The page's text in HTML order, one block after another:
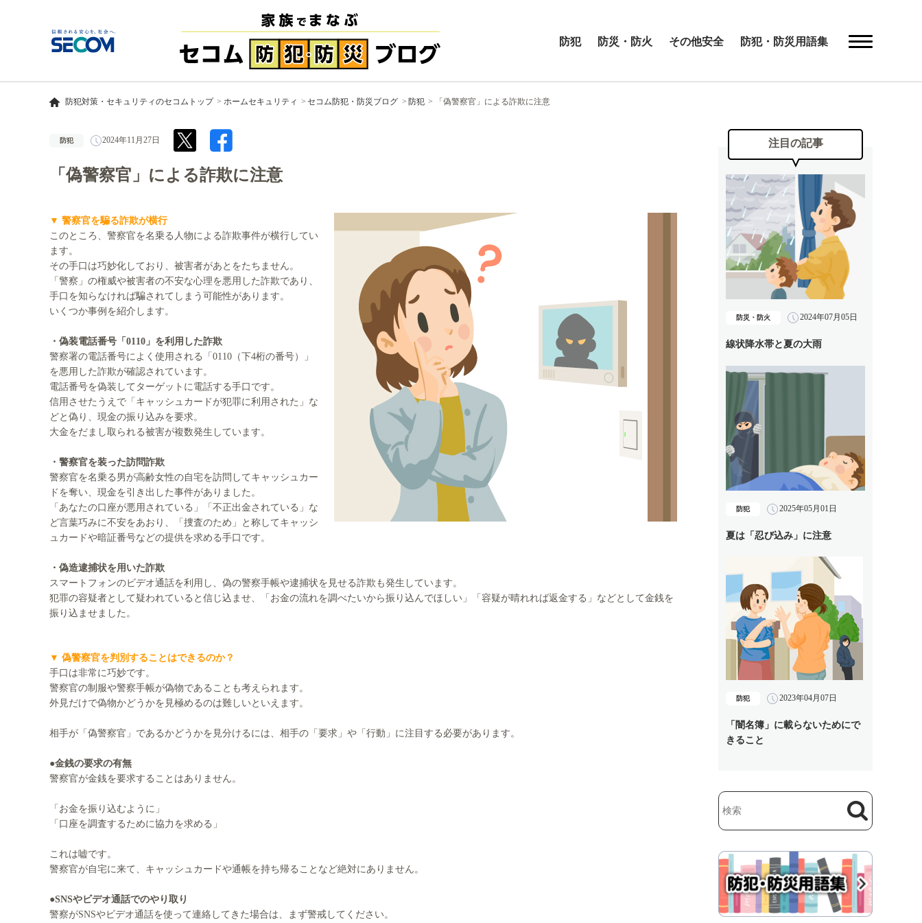
防犯 防災・防火 その他安全 防犯・防災用語集
防犯対策・セキュリティのセコムトップ ホームセキュリティ セコム防犯・防災ブログ 防犯 「偽警察官」による詐欺に注意
防犯 2024年11月27日
「偽警察官」による詐欺に注意
▼ 警察官を騙る詐欺が横行
このところ、警察官を名乗る人物による詐欺事件が横行してい
ます。
その手口は巧妙化しており、被害者があとをたちません。
「警察」の権威や被害者の不安な心理を悪用した詐欺であり、
手口を知らなければ騙されてしまう可能性があります。
いくつか事例を紹介します。
・偽装電話番号「0110」を利用した詐欺
警察署の電話番号によく使用される「0110（下4桁の番号）」
を悪用した詐欺が確認されています。
電話番号を偽装してターゲットに電話する手口です。
信用させたうえで「キャッシュカードが犯罪に利用された」な
どと偽り、現金の振り込みを要求。
大金をだまし取られる被害が複数発生しています。
・警察官を装った訪問詐欺
警察官を名乗る男が高齢女性の自宅を訪問してキャッシュカー
ドを奪い、現金を引き出した事件がありました。
「あなたの口座が悪用されている」「不正出金されている」な
ど言葉巧みに不安をあおり、「捜査のため」と称してキャッシ
ュカードや暗証番号などの提供を求める手口です。
・偽造逮捕状を用いた詐欺
スマートフォンのビデオ通話を利用し、偽の警察手帳や逮捕状を見せる詐欺も発生しています。
犯罪の容疑者として疑われていると信じ込ませ、「お金の流れを調べたいから振り込んでほしい」「容疑が晴れれば返金する」などとして金銭を
振り込ませました。
▼ 偽警察官を判別することはできるのか？
手口は非常に巧妙です。
警察官の制服や警察手帳が偽物であることも考えられます。
外見だけで偽物かどうかを見極めるのは難しいといえます。
相手が「偽警察官」であるかどうかを見分けるには、相手の「要求」や「行動」に注目する必要があります。
●金銭の要求の有無
警察官が金銭を要求することはありません。
「お金を振り込むように」
「口座を調査するために協力を求める」
これは嘘です。
警察官が自宅に来て、キャッシュカードや通帳を持ち帰ることなど絶対にありません。
●SNSやビデオ通話でのやり取り
警察がSNSやビデオ通話を使って連絡してきた場合は、まず警戒してください。
注目の記事
防災・防火 2024年07月05日
線状降水帯と夏の大雨
防犯 2025年05月01日
夏は「忍び込み」に注意
防犯 2023年04月07日
「闇名簿」に載らないためにで
きること
検索キーワード入力
検索